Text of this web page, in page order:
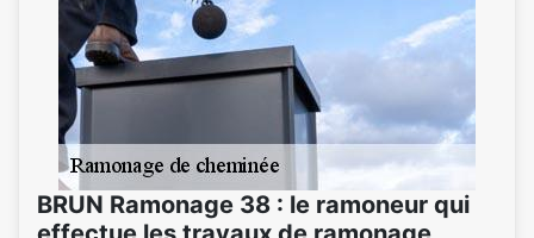
BRUN Ramonage 38 : le ramoneur qui